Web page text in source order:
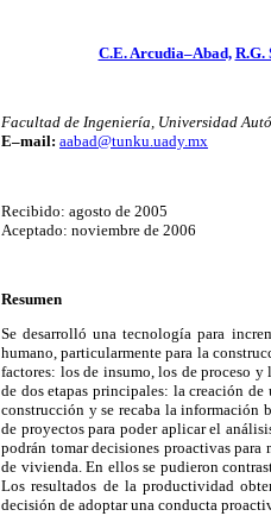
C.E. Arcudia–Abad, R.G.
Facultad de Ingeniería, Universidad
E–mail: aabad@tunku.uady.mx
Recibido: agosto de 2005
Aceptado: noviembre de 2006
Resumen
Se desarrolló una tecnología para
humano, particularmente para la
factores: los de insumo, los de proceso
de dos etapas principales: la creación
construcción y se recaba la información
de proyectos para poder aplicar el
podrán tomar decisiones proactivas
de vivienda. En ellos se pudieron
Los resultados de la productividad
decisión de adoptar una conducta